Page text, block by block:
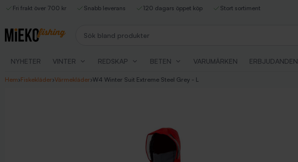
Fri frakt över 700 kr Snabb leverans 120 dagars öppet köp Stort sortiment
NYHETER VINTER REDSKAP BETEN VARUMÄRKEN ERBJUDANDEN
Hem›Fiskekläder›Värmekläder›W4 Winter Suit Extreme Steel Grey - L